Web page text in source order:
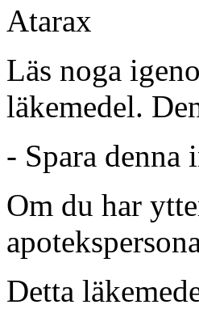
Atarax
Läs noga
läkemedel.
- Spara denna
Om du har
Detta